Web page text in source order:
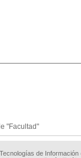
"Facultad"
de